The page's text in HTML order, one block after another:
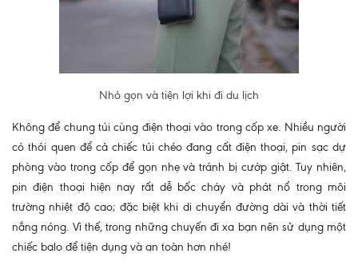
Nhỏ gọn và tiện lợi khi đi du lịch
Không để chung túi cùng điện thoại vào trong cốp xe. Nhiều người
có thói quen để cả chiếc túi chéo đang cất điện thoại, pin sạc dự
phòng vào trong cốp để gọn nhẹ và tránh bị cướp giật. Tuy nhiên,
pin điện thoại hiện nay rất dễ bốc cháy và phát nổ trong môi
trường nhiệt độ cao; đặc biệt khi di chuyển đường dài và thời tiết
nắng nóng. Vì thế, trong những chuyến đi xa bạn nên sử dụng một
chiếc balo để tiện dụng và an toàn hơn nhé!